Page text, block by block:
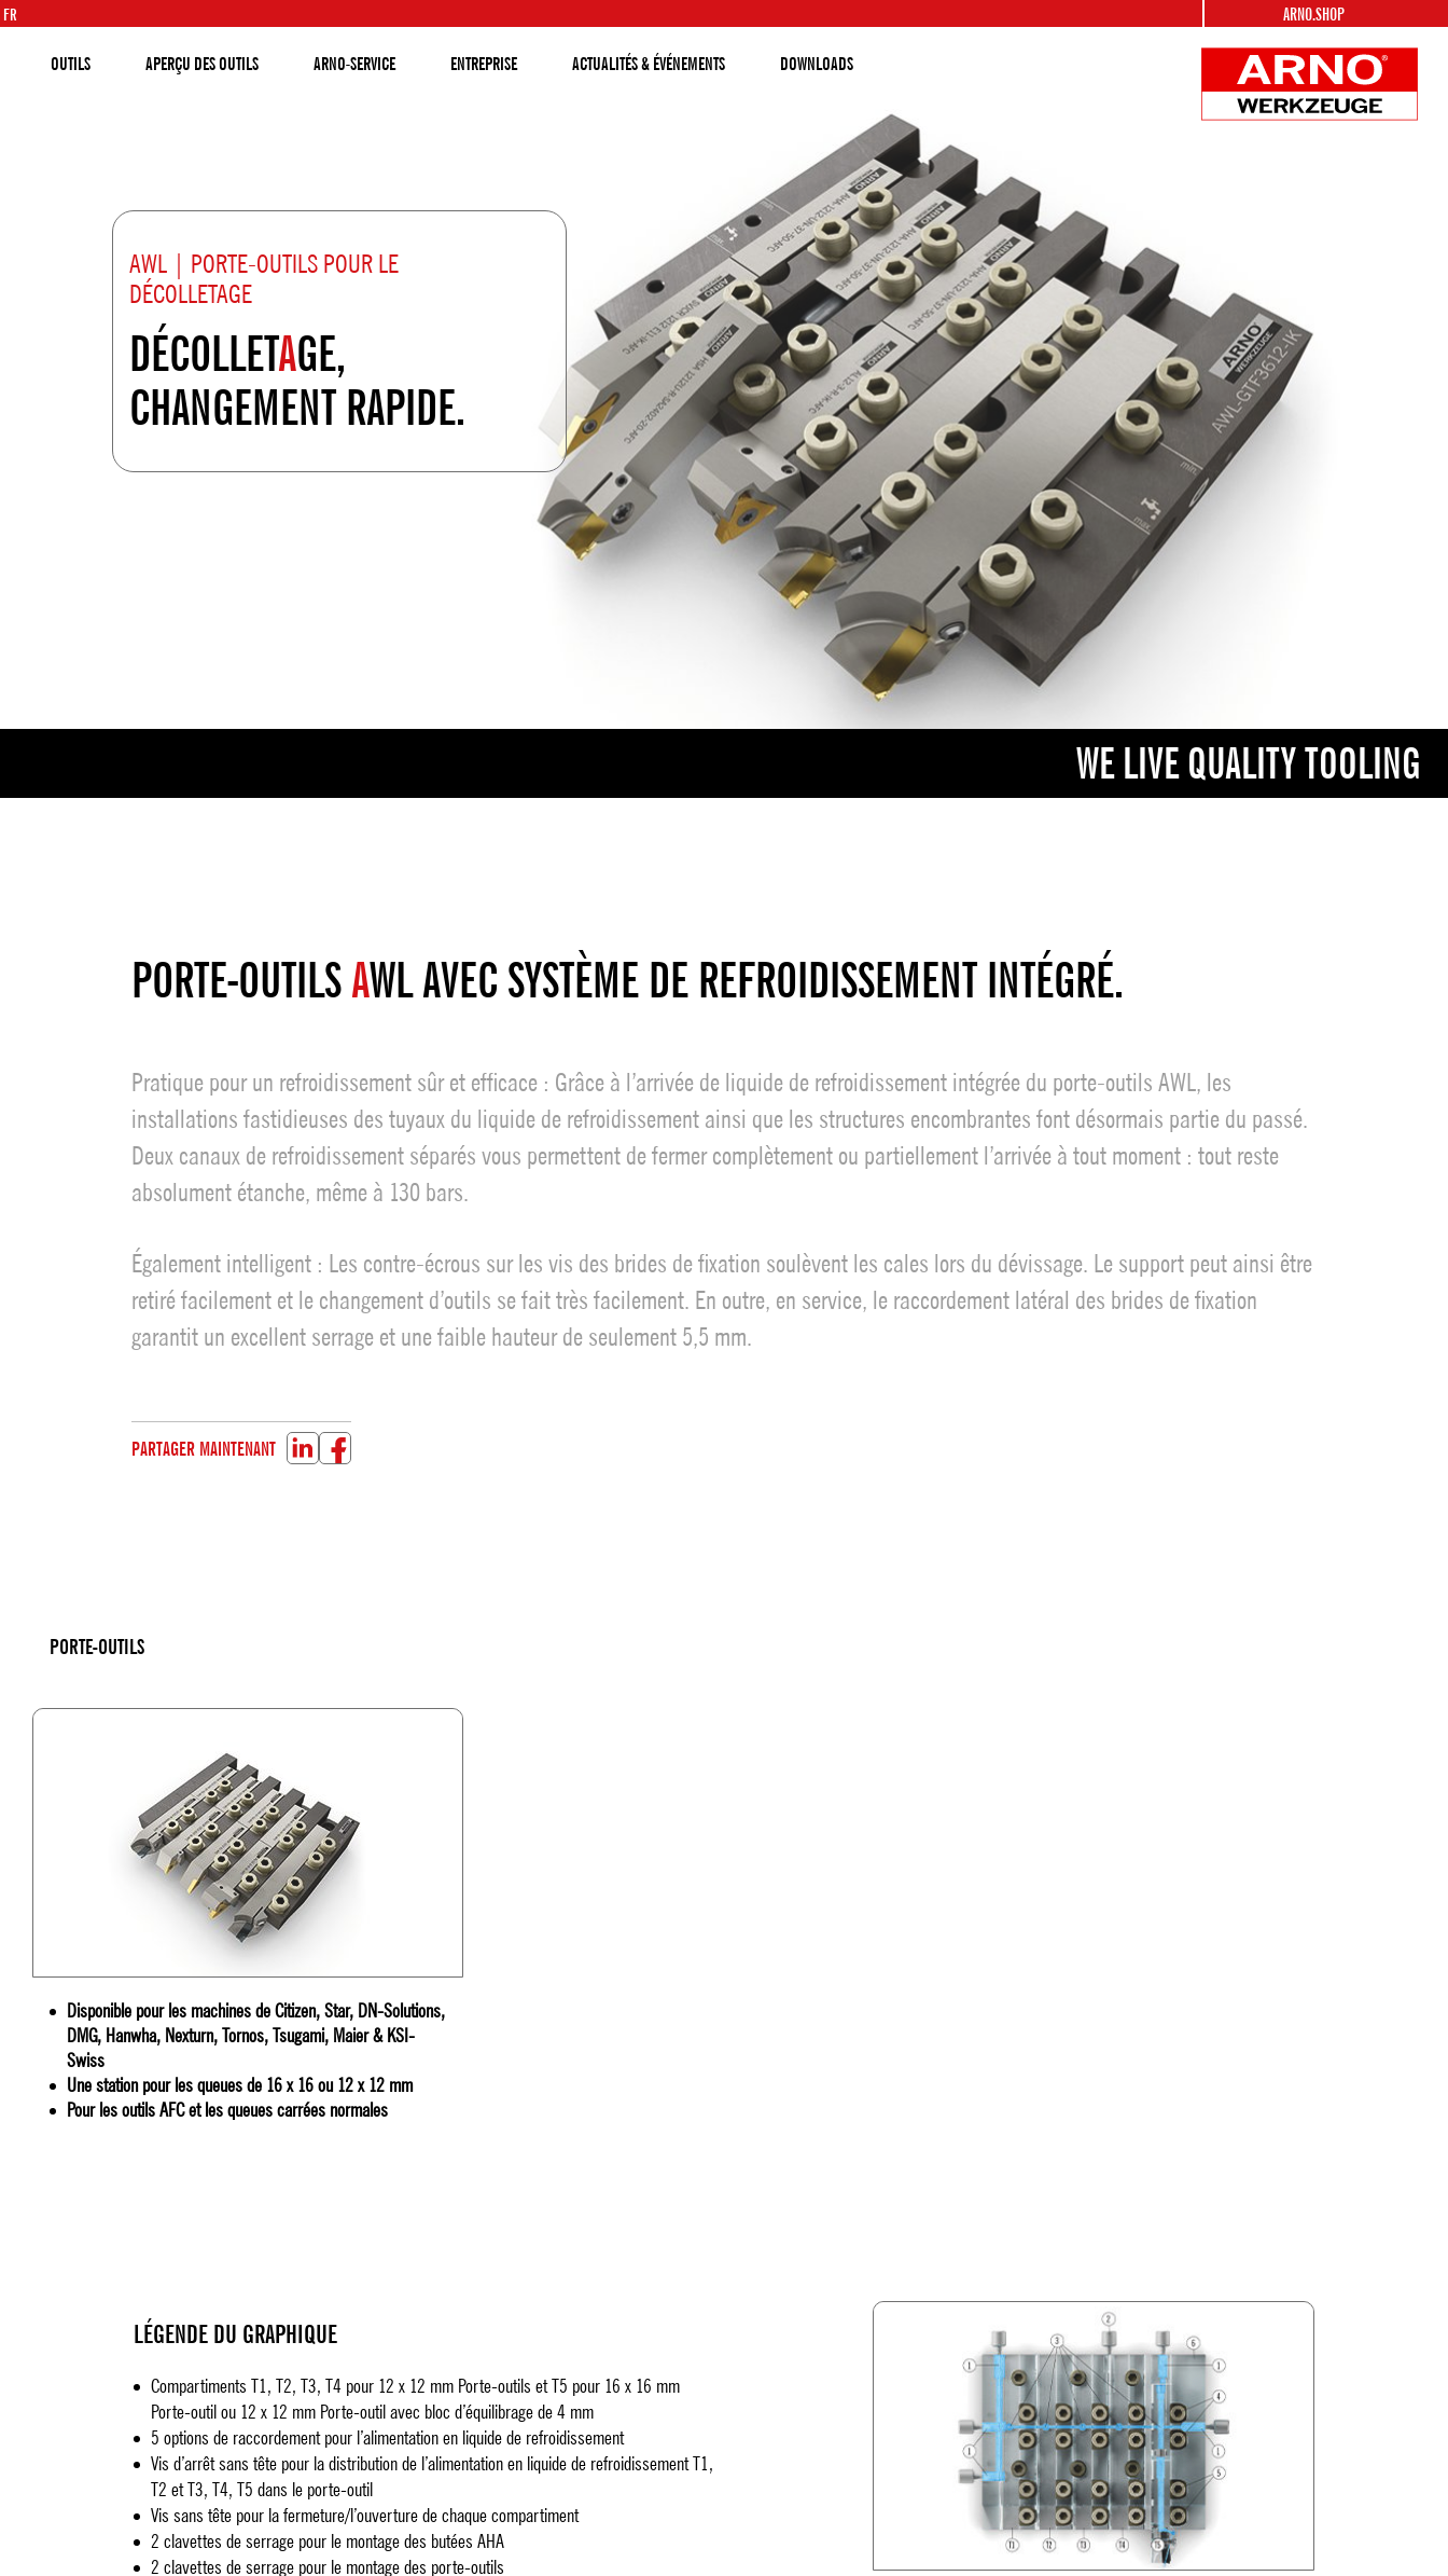
FR ARNO.SHOP
OUTILS APERÇU DES OUTILS ARNO-SERVICE ENTREPRISE ACTUALITÉS & ÉVÉNEMENTS DOWNLOADS
ARNO
Werkzeuge
AWL | PORTE-OUTILS POUR LE
DÉCOLLETAGE
DÉCOLLETAGE,
CHANGEMENT RAPIDE.
WE LIVE QUALITY TOOLING
PORTE-OUTILSAWL AVEC SYSTÈME DE REFROIDISSEMENT INTÉGRÉ.
Pratique pour un refroidissement sûr et efficace : Grâce à l’arrivée de liquide de refroidissement intégrée du porte-outils AWL, les
installations fastidieuses des tuyaux du liquide de refroidissement ainsi que les structures encombrantes font désormais partie du passé.
Deux canaux de refroidissement séparés vous permettent de fermer complètement ou partiellement l’arrivée à tout moment : tout reste
absolument étanche, même à 130 bars.
Également intelligent : Les contre-écrous sur les vis des brides de fixation soulèvent les cales lors du dévissage. Le support peut ainsi être
retiré facilement et le changement d’outils se fait très facilement. En outre, en service, le raccordement latéral des brides de fixation
garantit un excellent serrage et une faible hauteur de seulement 5,5 mm.
PARTAGER MAINTENANT
PORTE-OUTILS
Disponible pour les machines de Citizen, Star, DN-Solutions,
DMG, Hanwha, Nexturn, Tornos, Tsugami, Maier & KSI-
Swiss
Une station pour les queues de 16 x 16 ou 12 x 12 mm
Pour les outils AFC et les queues carrées normales
LÉGENDE DU GRAPHIQUE
Compartiments T1, T2, T3, T4 pour 12 x 12 mm Porte-outils et T5 pour 16 x 16 mm
Porte-outil ou 12 x 12 mm Porte-outil avec bloc d’équilibrage de 4 mm
5 options de raccordement pour l’alimentation en liquide de refroidissement
Vis d’arrêt sans tête pour la distribution de l’alimentation en liquide de refroidissement T1,
T2 et T3, T4, T5 dans le porte-outil
Vis sans tête pour la fermeture/l’ouverture de chaque compartiment
2 clavettes de serrage pour le montage des butées AHA
2 clavettes de serrage pour le montage des porte-outils